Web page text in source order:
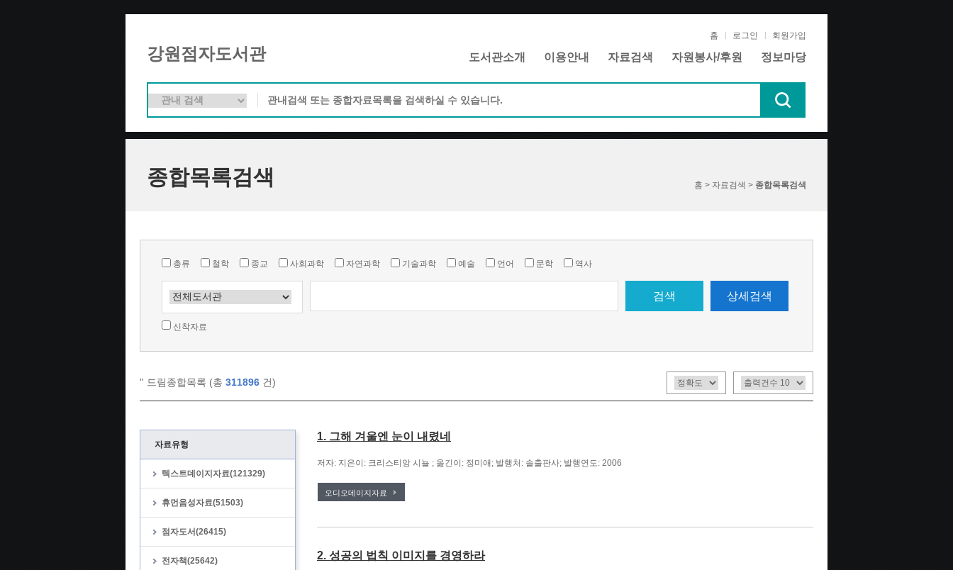
강원점자도서관
홈 로그인 회원가입
도서관소개 이용안내 자료검색 자원봉사/후원 정보마당
종합목록검색 홈 > 자료검색 > 종합목록검색
총류 철학 종교 사회과학 자연과학 기술과학 예술 언어 문학 역사
검색 상세검색
신착자료
'' 드림종합목록 (총 311896 건)
자료유형
텍스트데이지자료(121329)
휴먼음성자료(51503)
점자도서(26415)
전자책(25642)
1. 그해 겨울엔 눈이 내렸네
저자: 지은이: 크리스티앙 시뇰 ; 옮긴이: 정미애; 발행처: 솔출판사; 발행연도: 2006
오디오데이지자료
2. 성공의 법칙 이미지를 경영하라